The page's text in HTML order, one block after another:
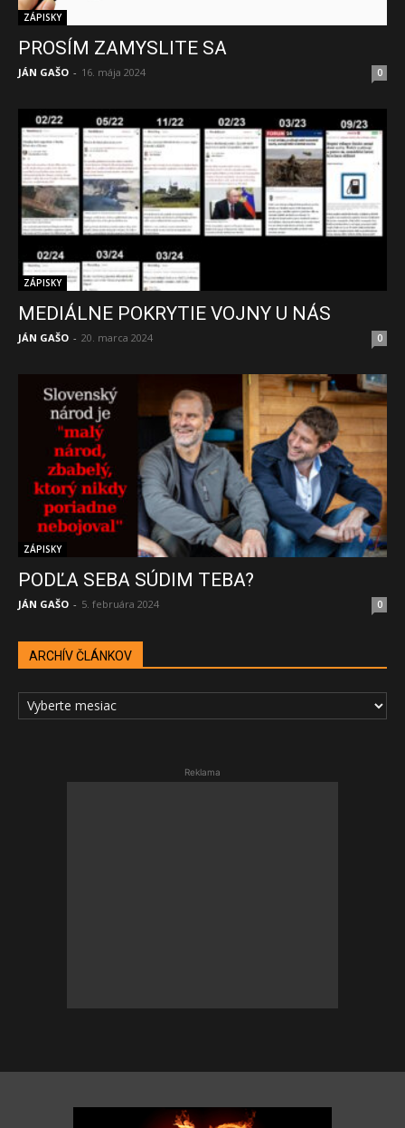
ZÁPISKY
PROSÍM ZAMYSLITE SA
JÁN GAŠO - 16. mája 2024 0
ZÁPISKY
MEDIÁLNE POKRYTIE VOJNY U NÁS
JÁN GAŠO - 20. marca 2024 0
ZÁPISKY
PODĽA SEBA SÚDIM TEBA?
JÁN GAŠO - 5. februára 2024 0
ARCHÍV ČLÁNKOV
ARCHÍV
ČLÁNKOV
Reklama